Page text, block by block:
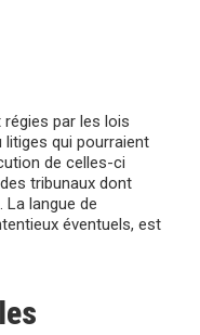
par les lois
qui pourraient
de celles-ci
tribunaux dont
La langue de
éventuels, est